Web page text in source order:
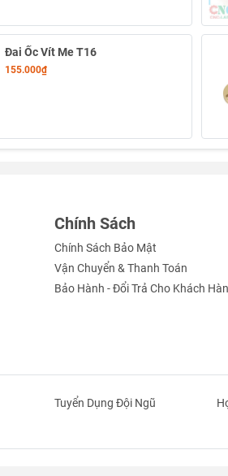
Đai Ốc Vít Me T16
155.000₫
Chính Sách
Chính Sách Bảo Mật
Vận Chuyển & Thanh Toán
Bảo Hành - Đổi Trả Cho Khách
Tuyển Dụng Đội Ngũ